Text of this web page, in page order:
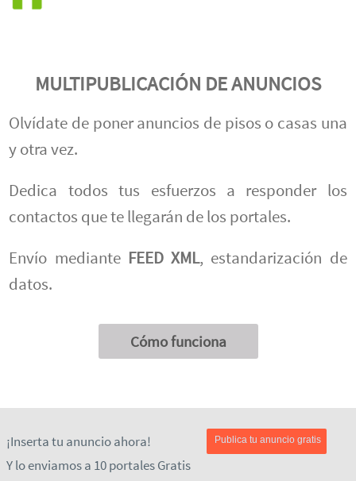
MULTIPUBLICACIÓN DE ANUNCIOS
Olvídate de poner anuncios de pisos o casas una
y otra vez.
Dedica todos tus esfuerzos a responder los
contactos que te llegarán de los portales.
Envío mediante FEED XML, estandarización de
datos.
Cómo funciona
¡Inserta tu anuncio ahora!
Y lo enviamos a 10 portales Gratis
Publica tu anuncio gratis